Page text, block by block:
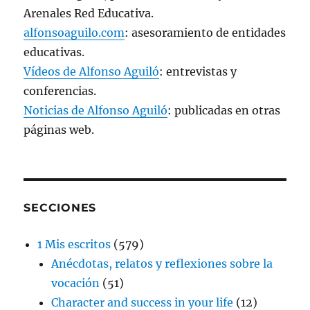
Arenales Red Educativa.
alfonsoaguilo.com: asesoramiento de entidades
educativas.
Vídeos de Alfonso Aguiló: entrevistas y
conferencias.
Noticias de Alfonso Aguiló: publicadas en otras
páginas web.
SECCIONES
1 Mis escritos (579)
Anécdotas, relatos y reflexiones sobre la
vocación (51)
Character and success in your life (12)